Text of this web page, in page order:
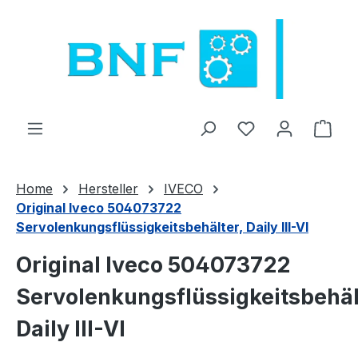
Aveți 0 articole
Home Hersteller
IVECO
Original Iveco 504073722
Servolenkungsflüssigkeitsbehälter, Daily III-VI
Original Iveco 504073722
Daily III-VI